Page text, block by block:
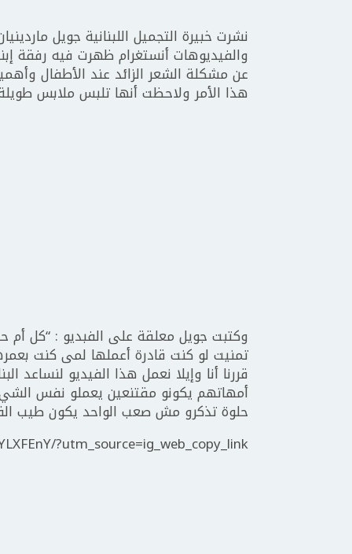
نشرت خبيرة التجميل اللبنانية جويل
عن مشكلة الشعر الزائد عند الأطفال
هذا الأمر ولاحظت أنها تلبس ملابس
وكتبت جويل معلقة على الفبديو : “كل أم
تمنيت لو كنت قادرة أعملها لمى كنت
قررنا أنا وإيلا نعمل هذا الفيديو لنساعد
أمهاتهم يكونو مقتنعين يعملو نفس
حلوة تذكرو مش صعب الواحد يكون طيب
?utm_source=ig_web_copy_link